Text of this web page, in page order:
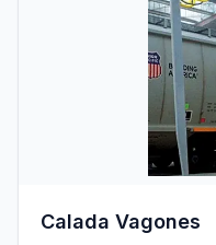
Calada Vagones